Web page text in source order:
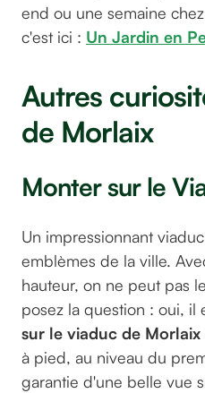
end ou une semaine
c'est ici : Un Jardin en
Autres
de Morlaix
Monter sur le
Un impressionnant
emblèmes de la ville.
hauteur, on ne peut pas
posez la question : oui, il
sur le viaduc de Morlaix
à pied, au niveau du
garantie d'une belle vue